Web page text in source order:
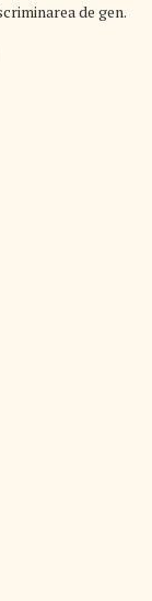
de gen.